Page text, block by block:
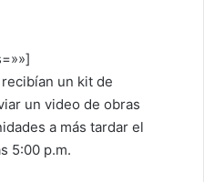
un kit de
un video de obras
a más tardar el
5:00 p.m.